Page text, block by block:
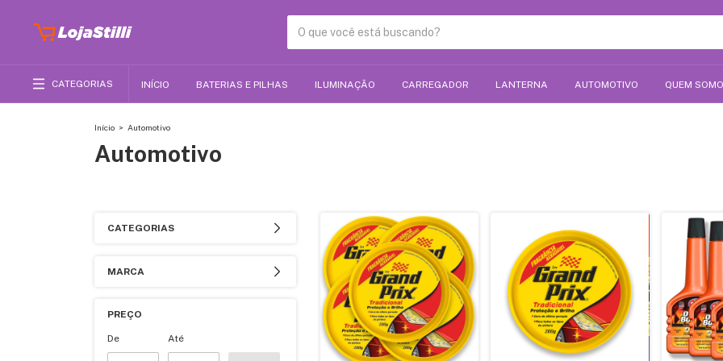
CATEGORIAS INÍCIO BATERIAS E PILHAS ILUMINAÇÃO CARREGADOR LANTERNA AUTOMOTIVO QUEM
Início > Automotivo
Automotivo
CATEGORIAS
MARCA
PREÇO
De Até